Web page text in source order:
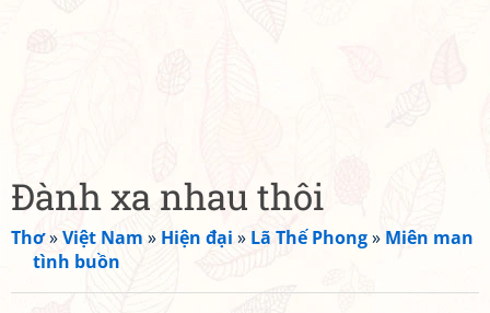
Đành xa nhau thôi
Thơ»Việt Nam » Hiện đại » Lã Thế Phong» Miên man
tình buồn